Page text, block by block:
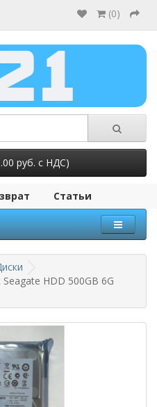
(0)
руб. с НДС)
Статьи
HDD 500GB 6G